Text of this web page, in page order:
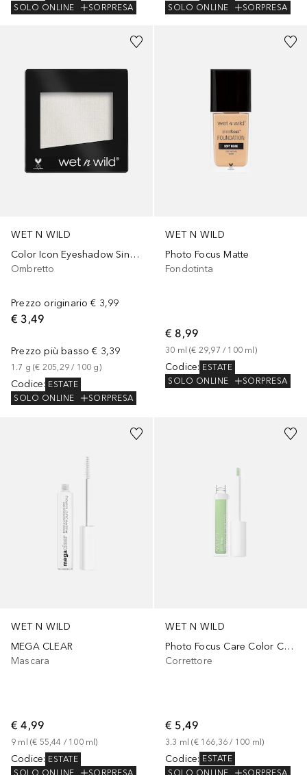
SOLO ONLINE
SORPRESA
SOLO ONLINE
SORPRESA
WET N WILD
Color Icon Eyeshadow Single
Ombretto
Prezzo originario € 3,99
€ 3,49
Prezzo più basso € 3,39
1.7 g (€ 205,29 / 100 g)
Codice: ESTATE
SOLO ONLINE
SORPRESA
+3
WET N WILD
Photo Focus Matte
Fondotinta
€ 8,99
30 ml (€ 29,97 / 100 ml )
Codice: ESTATE
SOLO ONLINE
SORPRESA
+3
WET N WILD
MEGA CLEAR
Mascara
€ 4,99
9 ml (€ 55,44 / 100 ml)
Codice: ESTATE
WET N WILD
Photo Focus Care Color Corrector
Correttore
€ 5,49
3.3 ml (€ 166,36 / 100 ml)
Codice: ESTATE
SOLO ONLINE
SORPRESA